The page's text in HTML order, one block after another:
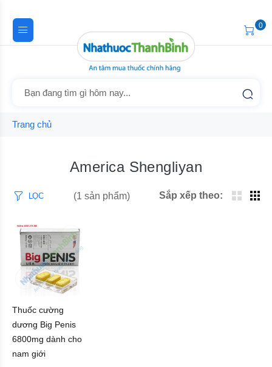
0
Trang chủ
America Shengliyan
LỌC (1 sản phẩm) Sắp xếp theo:
Thuốc cường
dương Big Penis
6800mg dành cho
nam giới